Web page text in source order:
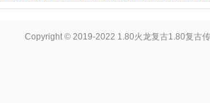
Copyright © 2019-2022 1.80火龙复古1.80复古